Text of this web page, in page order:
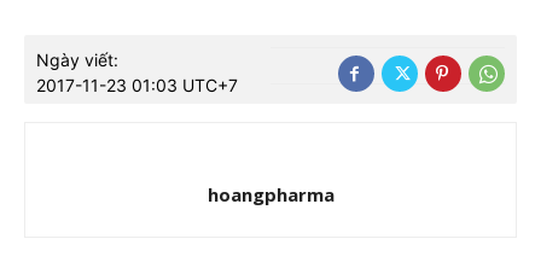
Ngày viết:
2017-11-23 01:03 UTC+7
hoangpharma